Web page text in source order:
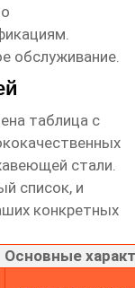
обслуживание.
таблица с
стали.
список, и
конкретных
Основные